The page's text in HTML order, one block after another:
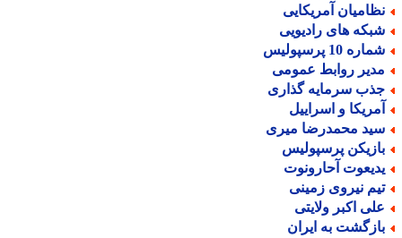
آمریکایی
های رادیویی
10 پرسپولیس
روابط عمومی
سرمایه گذاری
و اسراییل
محمدرضا میری
پرسپولیس
آحارونوت
نیروی زمینی
اکبر ولایتی
به ایران